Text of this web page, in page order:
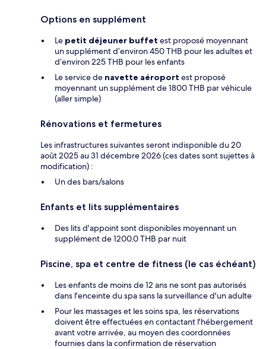
Options en supplément
Le petit déjeuner buffet est proposé moyennant
un supplément d’environ 450 THB pour les adultes et
d’environ 225 THB pour les enfants
Le service de navette aéroport est proposé
moyennant un supplément de 1800 THB par véhicule
(aller simple)
Rénovations et fermetures
Les infrastructures suivantes seront indisponible du 20
août 2025 au 31 décembre 2026 (ces dates sont sujettes à
modification) :
Un des bars/salons
Enfants et lits supplémentaires
Des lits d'appoint sont disponibles moyennant un
supplément de 1200.0 THB par nuit
Piscine, spa et centre de fitness (le cas échéant)
Les enfants de moins de 12 ans ne sont pas autorisés
dans l'enceinte du spa sans la surveillance d'un adulte
Pour les massages et les soins spa, les réservations
doivent être effectuées en contactant l'hébergement
avant votre arrivée, au moyen des coordonnées
fournies dans la confirmation de réservation